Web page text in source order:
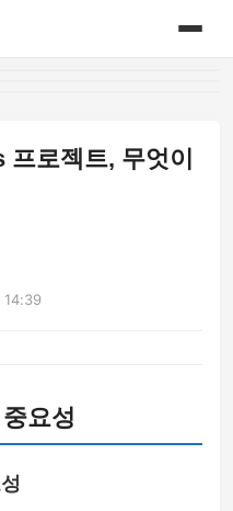
로젝트, 무엇이
요성